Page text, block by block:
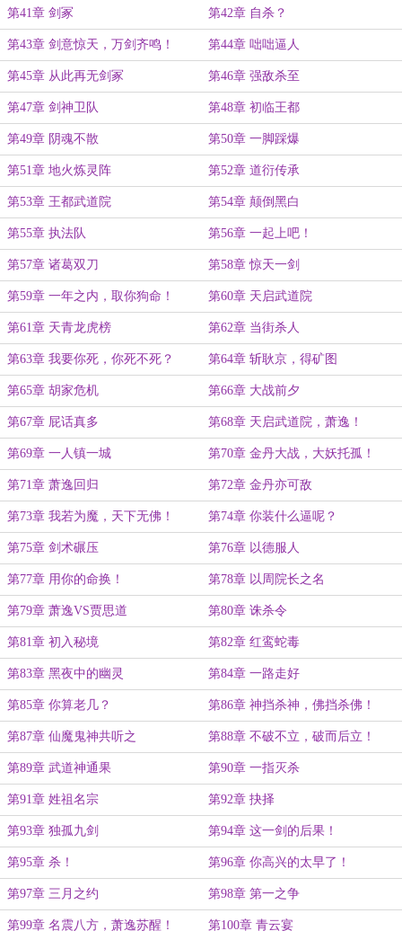
第41章 剑冢 第42章 自杀？
第43章 剑意惊天，万剑齐鸣！ 第44章 咄咄逼人
第45章 从此再无剑冢 第46章 强敌杀至
第47章 剑神卫队 第48章 初临王都
第49章 阴魂不散 第50章 一脚踩爆
第51章 地火炼灵阵 第52章 道衍传承
第53章 王都武道院 第54章 颠倒黑白
第55章 执法队 第56章 一起上吧！
第57章 诸葛双刀 第58章 惊天一剑
第59章 一年之内，取你狗命！ 第60章 天启武道院
第61章 天青龙虎榜 第62章 当街杀人
第63章 我要你死，你死不死？ 第64章 斩耿京，得矿图
第65章 胡家危机 第66章 大战前夕
第67章 屁话真多 第68章 天启武道院，萧逸！
第69章 一人镇一城 第70章 金丹大战，大妖托孤！
第71章 萧逸回归 第72章 金丹亦可敌
第73章 我若为魔，天下无佛！ 第74章 你装什么逼呢？
第75章 剑术碾压 第76章 以德服人
第77章 用你的命换！ 第78章 以周院长之名
第79章 萧逸VS贾思道 第80章 诛杀令
第81章 初入秘境 第82章 红鸾蛇毒
第83章 黑夜中的幽灵 第84章 一路走好
第85章 你算老几？ 第86章 神挡杀神，佛挡杀佛！
第87章 仙魔鬼神共听之 第88章 不破不立，破而后立！
第89章 武道神通果 第90章 一指灭杀
第91章 姓祖名宗 第92章 抉择
第93章 独孤九剑 第94章 这一剑的后果！
第95章 杀！ 第96章 你高兴的太早了！
第97章 三月之约 第98章 第一之争
第99章 名震八方，萧逸苏醒！ 第100章 青云宴